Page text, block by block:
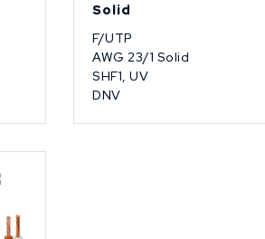
Solid
F/UTP
AWG 23/1 Solid
SHF1, UV
DNV